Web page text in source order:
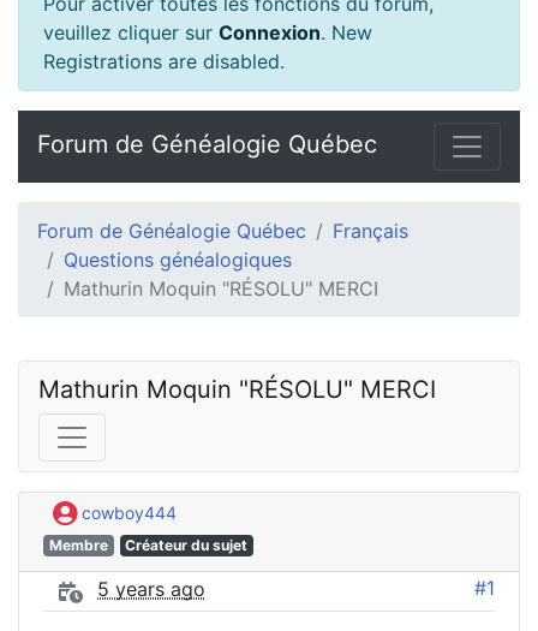
veuillez cliquer sur Connexion. New
Registrations are disabled.
Forum de Généalogie Québec
Forum de Généalogie Québec
Français
Questions généalogiques
Mathurin Moquin "RÉSOLU" MERCI
Mathurin Moquin "RÉSOLU" MERCI
cowboy444
Membre Créateur du sujet
5 years ago #1